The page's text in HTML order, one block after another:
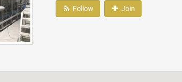
Follow Join